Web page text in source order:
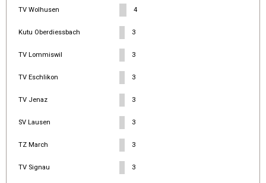
TV Wolhusen 4
Kutu Oberdiessbach 3
TV Lommiswil 3
TV Eschlikon 3
TV Jenaz 3
SV Lausen 3
TZ March 3
TV Signau 3